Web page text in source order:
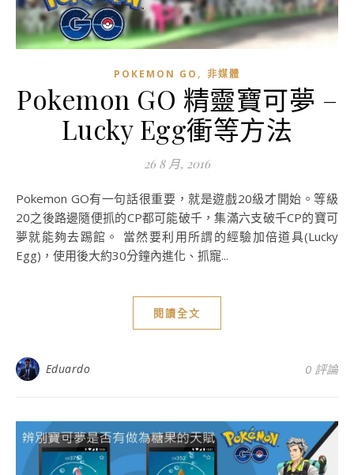
POKEMON GO , 非媒體
Pokemon GO 精靈寶可夢 –
Lucky Egg衝等方法
26 8 月, 2016
Pokemon GO有一句話很重要，就是遊戲20級才開始。等級
20之後路邊隨便抓的CP都可能破千，集滿六支破千CP的寶可
夢就能夠去踢館。 當然要利用所謂的經驗加倍道具(Lucky
Egg)，使用後大約30分鐘內進化、抓寵...
閱讀全文
Eduardo 0 評論